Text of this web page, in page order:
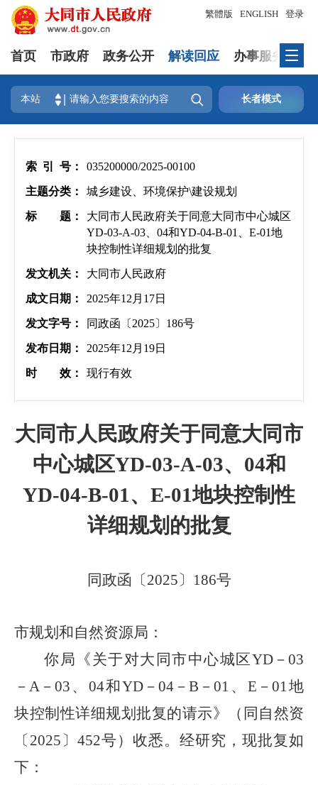
登录
繁體版 ENGLISH
首页 市政府 政务公开 解读回应 办事服务
本站  长者模式
索 引 号： 035200000/2025-00100
主题分类： 城乡建设、环境保护\建设规划
标 题：
大同市人民政府关于同意大同市中心城区
YD-03-A-03、04和YD-04-B-01、E-01地
块控制性详细规划的批复
发文机关： 大同市人民政府
成文日期： 2025年12月17日
发文字号： 同政函〔2025〕186号
发布日期： 2025年12月19日
时 效： 现行有效
大同市人民政府关于同意大同市
中心城区YD-03-A-03、04和
YD-04-B-01、E-01地块控制性
详细规划的批复
同政函〔2025〕186号
市规划和自然资源局：
你局《关于对大同市中心城区YD－03
－A－03、04和YD－04－B－01、E－01地
块控制性详细规划批复的请示》（同自然资
〔2025〕452号）收悉。经研究，现批复如
下：